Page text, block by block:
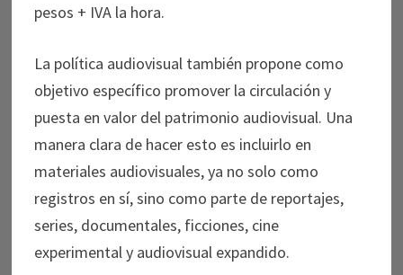
pesos + IVA la hora.
La política audiovisual también propone como
objetivo específico promover la circulación y
puesta en valor del patrimonio audiovisual. Una
manera clara de hacer esto es incluirlo en
materiales audiovisuales, ya no solo como
registros en sí, sino como parte de reportajes,
series, documentales, ficciones, cine
experimental y audiovisual expandido.